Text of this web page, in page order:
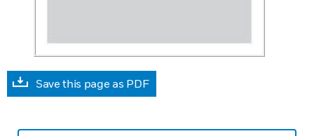
Save this page as PDF